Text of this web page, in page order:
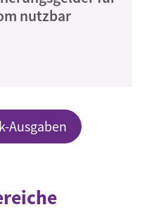
nutzbar
Ausgaben